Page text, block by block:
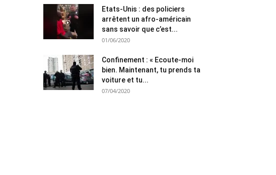
Etats-Unis : des policiers
arrêtent un afro-américain
sans savoir que c’est...
01/06/2020
Confinement : « Ecoute-moi
bien. Maintenant, tu prends ta
voiture et tu...
07/04/2020